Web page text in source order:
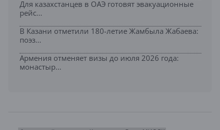
Для казахстанцев в ОАЭ готовят эвакуационные
рейс...
В Казани отметили 180-летие Жамбыла Жабаева:
поэз...
Армения отменяет визы до июля 2026 года:
монастыр...